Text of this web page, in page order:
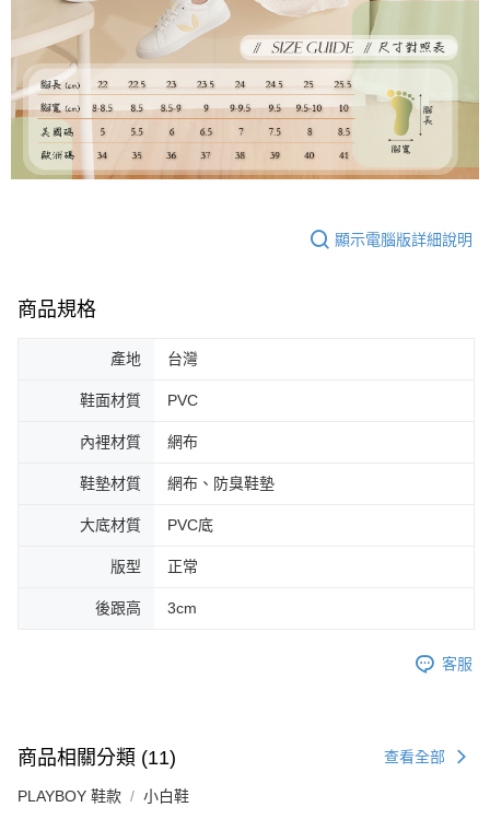
顯示電腦版詳細說明
商品規格
產地 台灣
鞋面材質 PVC
內裡材質 網布
鞋墊材質 網布、防臭鞋墊
大底材質 PVC底
版型 正常
後跟高 3cm
客服
商品相關分類 (11) 查看全部
PLAYBOY 鞋款 小白鞋